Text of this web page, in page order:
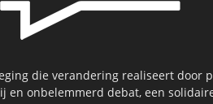
die verandering realiseert door
onbelemmerd debat, een